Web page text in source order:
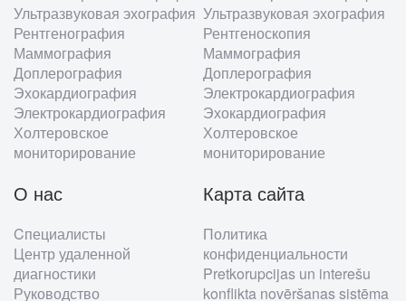
Ультразвуковая эхография
Рентгенография
Маммография
Доплерография
Эхокардиография
Электрокардиография
Холтеровское
мониторирование
Ультразвуковая эхография
Рентгеноскопия
Маммография
Доплерография
Электрокардиография
Эхокардиография
Холтеровское
мониторирование
О нас
Cпециалисты
Центр удаленной
диагностики
Руководство
Карта сайта
Политика
конфиденциальности
Pretkorupcijas un interešu
konflikta novēršanas sistēma